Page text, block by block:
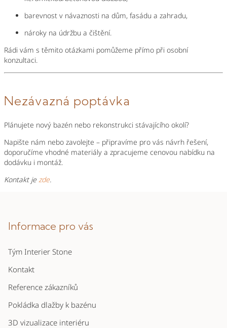
barevnost v návaznosti na dům, fasádu a zahradu,
nároky na údržbu a čištění.
Rádi vám s těmito otázkami pomůžeme přímo při osobní
konzultaci.
Nezávazná poptávka
Plánujete nový bazén nebo rekonstrukci stávajícího okolí?
Napište nám nebo zavolejte – připravíme pro vás návrh řešení,
doporučíme vhodné materiály a zpracujeme cenovou nabídku na
dodávku i montáž.
Kontakt je zde.
Informace pro vás
Tým Interier Stone
Kontakt
Reference zákazníků
Pokládka dlažby k bazénu
3D vizualizace interiéru